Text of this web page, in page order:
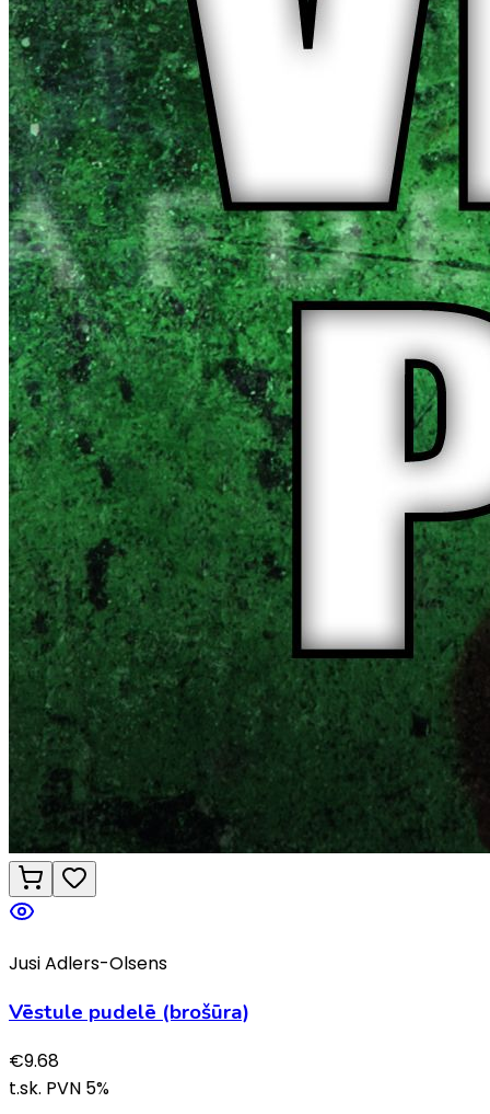
Jusi Adlers-Olsens
Vēstule pudelē (brošūra)
€9.68
t.sk. PVN 5%